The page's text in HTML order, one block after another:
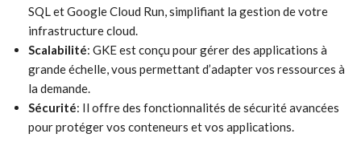
SQL et Google Cloud Run, simplifiant la gestion de votre
infrastructure cloud.
Scalabilité: GKE est conçu pour gérer des applications à
grande échelle, vous permettant d’adapter vos ressources à
la demande.
Sécurité: Il offre des fonctionnalités de sécurité avancées
pour protéger vos conteneurs et vos applications.